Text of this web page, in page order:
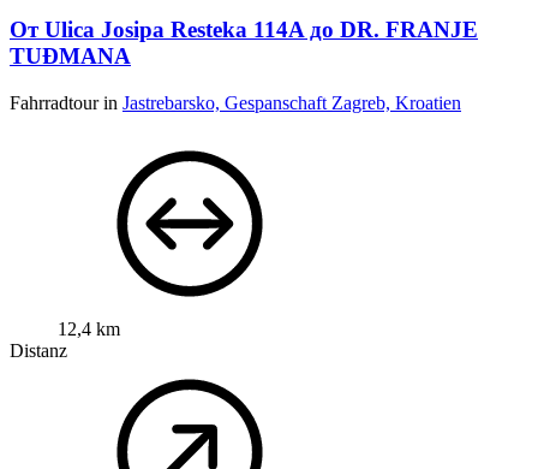
От Ulica Josipa Resteka 114A до DR. FRANJE
TUĐMANA
Fahrradtour in Jastrebarsko, Gespanschaft Zagreb, Kroatien
12,4 km
Distanz